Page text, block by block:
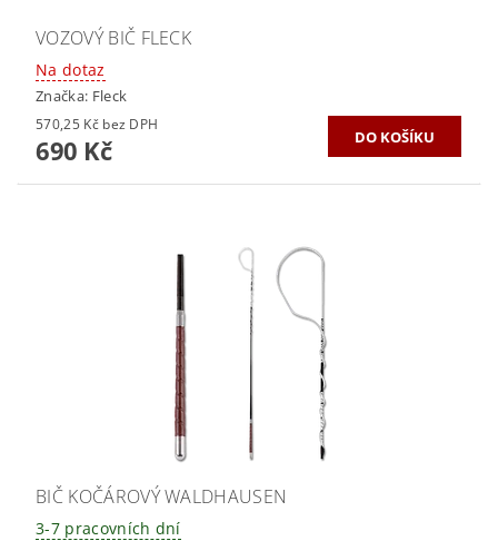
VOZOVÝ BIČ FLECK
Na dotaz
Značka: Fleck
570,25 Kč bez DPH
690 Kč
BIČ KOČÁROVÝ WALDHAUSEN
3-7 pracovních dní